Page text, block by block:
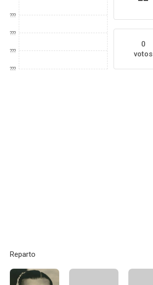
???
???
???
???
0
votos
Reparto